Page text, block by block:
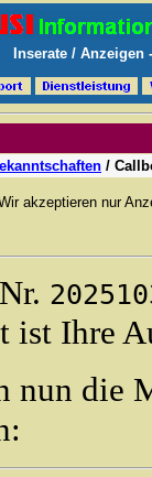
Inserate /
/
akzeptieren nur
ist Ihre
nun die